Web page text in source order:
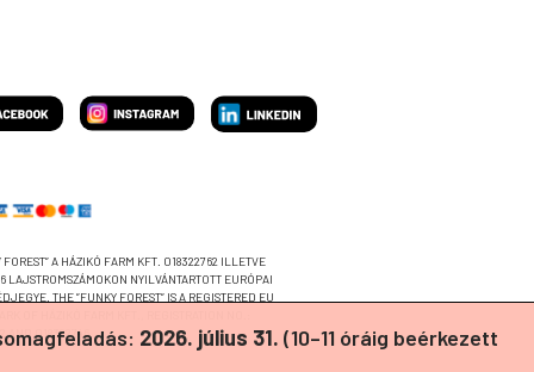
FOREST” A HÁZIKÓ FARM KFT. 018322762 ILLETVE
LAJSTROMSZÁMOKON NYILVÁNTARTOTT EURÓPAI
THE ”FUNKY FOREST” IS A REGISTERED EU
AND 018322746
2026. július 31. (10–11 óráig beérkezett